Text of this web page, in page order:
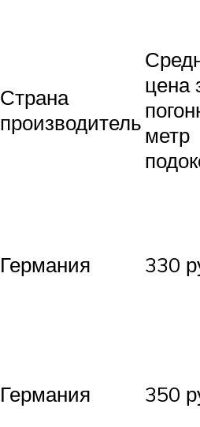
Страна
производитель
цена
метр
Германия 330
Германия 350